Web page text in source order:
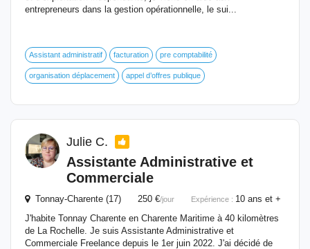
entrepreneurs dans la gestion opérationnelle, le sui...
Assistant administratif facturation pre comptabilité
organisation déplacement appel d’offres publique
Julie C.
Assistante Administrative et
Commerciale
Tonnay-Charente (17) 250 €/jour Expérience : 10 ans et +
J'habite Tonnay Charente en Charente Maritime à 40 kilomètres
de La Rochelle. Je suis Assistante Administrative et
Commerciale Freelance depuis le 1er juin 2022. J'ai décidé de